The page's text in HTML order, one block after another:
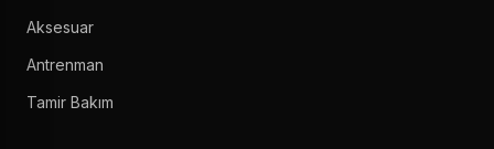
Aksesuar
Antrenman
Tamir Bakım